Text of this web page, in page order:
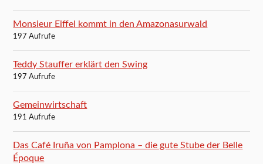
Monsieur Eiffel kommt in den Amazonasurwald
197 Aufrufe
Teddy Stauffer erklärt den Swing
197 Aufrufe
Gemeinwirtschaft
191 Aufrufe
Das Café Iruña von Pamplona – die gute Stube der Belle
Époque